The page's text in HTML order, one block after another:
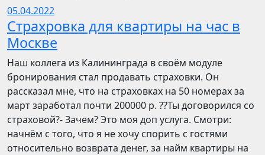
05.04.2022
Страхровка для квартиры на час в
Москве
Наш коллега из Калининграда в своём модуле
бронирования стал продавать страховки. Он
рассказал мне, что на страховках на 50 номерах за
март заработал почти 200000 р. ??Ты договорился со
страховой?- Зачем? Это моя доп услуга. Смотри:
начнём с того, что я не хочу спорить с гостями
относительно возврата денег, за найм квартиры на